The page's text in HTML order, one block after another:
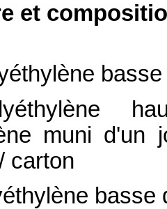
et
muni d'un
carton
basse